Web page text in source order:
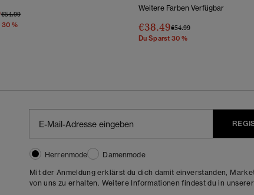
Preis Wurde Reduziert Von
€54.99Bis
30 %
Weitere Farben Verfügbar
€38.49Preis Wurde Reduziert Von
€54.99Bis
Du Sparst 30 %
Herrenmode
Damenmode
Mit der Anmeldung erklärst du dich damit einverstanden,
von uns zu erhalten. Weitere Informationen findest du in unserer